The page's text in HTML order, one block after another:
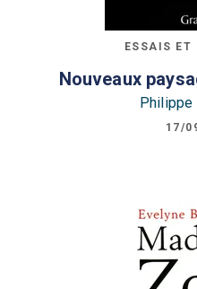
ESSAIS ET
Nouveaux
Philippe
17/